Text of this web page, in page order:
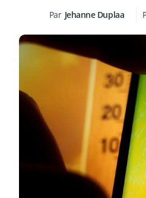
Par Jehanne Duplaa